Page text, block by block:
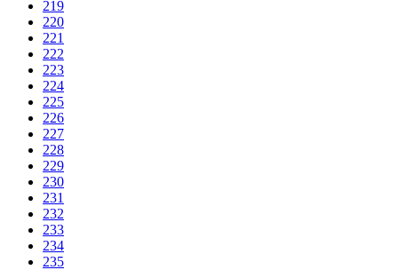
219
220
221
222
223
224
225
226
227
228
229
230
231
232
233
234
235